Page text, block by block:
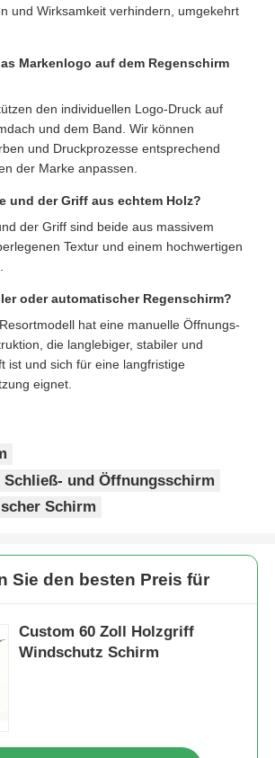
und Wirksamkeit verhindern, umgekehrt
Markenlogo auf dem Regenschirm
den individuellen Logo-Druck auf
und dem Band. Wir können
und Druckprozesse entsprechend
der Marke anpassen.
und der Griff aus echtem Holz?
der Griff sind beide aus massivem
Textur und einem hochwertigen
oder automatischer Regenschirm?
hat eine manuelle Öffnungs-
die langlebiger, stabiler und
ist und sich für eine langfristige
eignet.
und Öffnungsschirm
Schirm
Sie den besten Preis für
Custom 60 Zoll Holzgriff
Windschutz Schirm